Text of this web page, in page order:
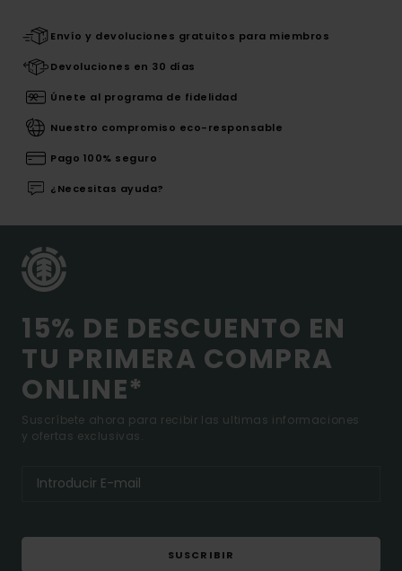
Envío y devoluciones gratuitos para miembros
Devoluciones en 30 días
Únete al programa de fidelidad
Nuestro compromiso eco-responsable
Pago 100% seguro
¿Necesitas ayuda?
15% DE DESCUENTO EN
TU PRIMERA COMPRA
ONLINE*
Suscríbete ahora para recibir las ultimas informaciones
y ofertas exclusivas.
SUSCRIBIR